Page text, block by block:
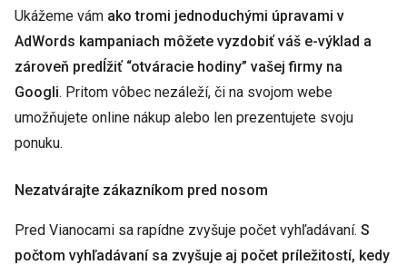
Ukážeme vám ako tromi jednoduchými úpravami v
AdWords kampaniach môžete vyzdobiť váš e-výklad a
zároveň predĺžiť “otváracie hodiny” vašej firmy na
Googli. Pritom vôbec nezáleží, či na svojom webe
umožňujete online nákup alebo len prezentujete svoju
ponuku.
Nezatvárajte zákazníkom pred nosom
Pred Vianocami sa rapídne zvyšuje počet vyhľadávaní. S
počtom vyhľadávaní sa zvyšuje aj počet príležitostí, kedy